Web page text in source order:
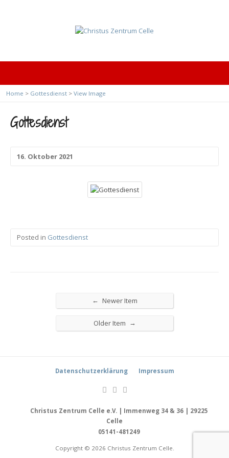
Home > Gottesdienst > View Image
Gottesdienst
16. Oktober 2021
Posted in Gottesdienst
← Newer Item
Older Item →
Datenschutzerklärung Impressum
Christus Zentrum Celle e.V. | Immenweg 34 & 36 | 29225
Celle
05141-481249
Copyright © 2026 Christus Zentrum Celle.